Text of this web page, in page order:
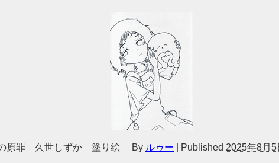
原罪 久世しずか 塗り絵 By ルゥー Published 2025年8月5